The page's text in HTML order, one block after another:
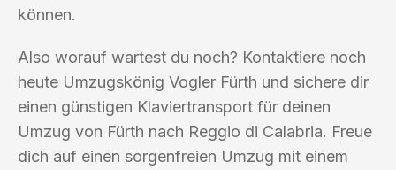
können.
Also worauf wartest du noch? Kontaktiere noch
heute Umzugskönig Vogler Fürth und sichere dir
einen günstigen Klaviertransport für deinen
Umzug von Fürth nach Reggio di Calabria. Freue
dich auf einen sorgenfreien Umzug mit einem